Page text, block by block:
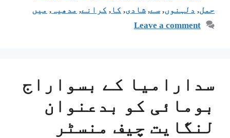
حمل, دلہنوں, سے, شادی, کا , کرانے, مدھیہ , میں
Leave a comment
سدارامیا کے بسواراج
بومائی کو بدعنوان
لنگایت چیف منسٹر